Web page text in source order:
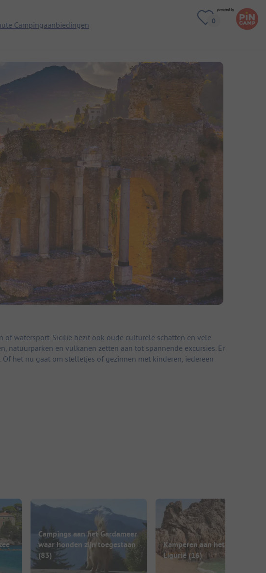
Campingaanbiedingen
watersport. Sicilië bezit ook oude culturele schatten en vele
natuurparken en vulkanen zetten aan tot spannende excursies. Er
het nu gaat om stelletjes of gezinnen met kinderen, iedereen
Campings aan het Gardameer
waar honden zijn toegestaan
(83)
Kamperen aan het strand in
Ligurië (16)